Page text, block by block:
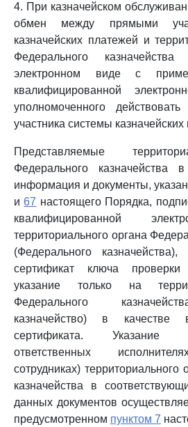
4. При казначейском
обмен между прямыми
казначейских платежей и
Федерального
электронном виде с
квалифицированной
уполномоченного
участника системы
Представляемые
Федерального казначейства
информация и документы,
и67 настоящего Порядка,
квалифицированной
территориального органа
(Федерального казначейства),
сертификат ключа
указание только на
Федерального
казначейство) в качестве
сертификата.
ответственных
сотрудниках) территориального
казначейства в
данных документов
предусмотренном пунктом 7